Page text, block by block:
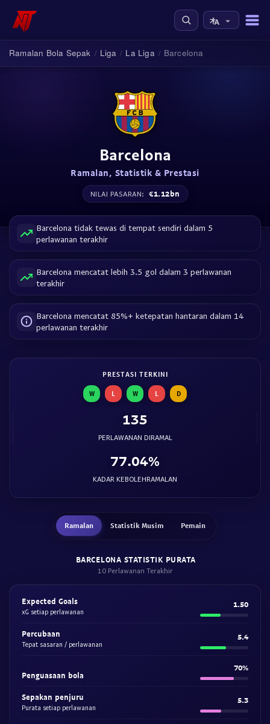
Ramalan Bola Sepak / Liga / La Liga / Barcelona
Barcelona
Ramalan, Statistik & Prestasi
NILAI PASARAN: €1.12bn
Barcelona tidak tewas di tempat sendiri dalam 5
perlawanan terakhir
Barcelona mencatat lebih 3.5 gol dalam 3 perlawanan
terakhir
Barcelona mencatat 85%+ ketepatan hantaran dalam 14
perlawanan terakhir
PRESTASI TERKINI
W L W L D
135
PERLAWANAN DIRAMAL
77.04%
KADAR KEBOLEHRAMALAN
Ramalan Statistik Musim Pemain
BARCELONA STATISTIK PURATA
10 Perlawanan Terakhir
Expected Goals
xG setiap perlawanan
1.50
Percubaan
Tepat sasaran / perlawanan
5.4
Penguasaan bola
70%
Sepakan penjuru
Purata setiap perlawanan
5.3